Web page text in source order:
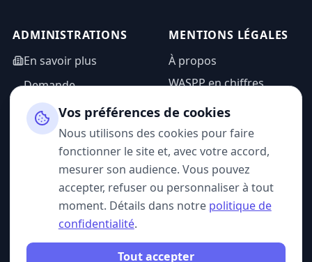
ADMINISTRATIONS
En savoir plus
Demande
d'information
Espace admin
MENTIONS LÉGALES
À propos
WASPP en chiffres
Mentions légales
Politique de
confidentialité
CGU
SUIVEZ-NOUS
Vos préférences de cookies
Nous utilisons des cookies pour faire
fonctionner le site et, avec votre accord,
mesurer son audience. Vous pouvez
accepter, refuser ou personnaliser à tout
moment. Détails dans notre politique de
confidentialité.
Tout accepter